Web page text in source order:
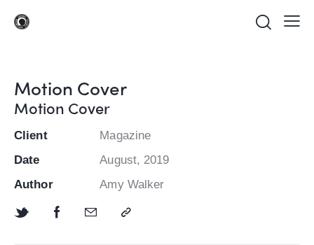
Motion Cover
Motion Cover
Client
Magazine
Date
August, 2019
Author
Amy Walker